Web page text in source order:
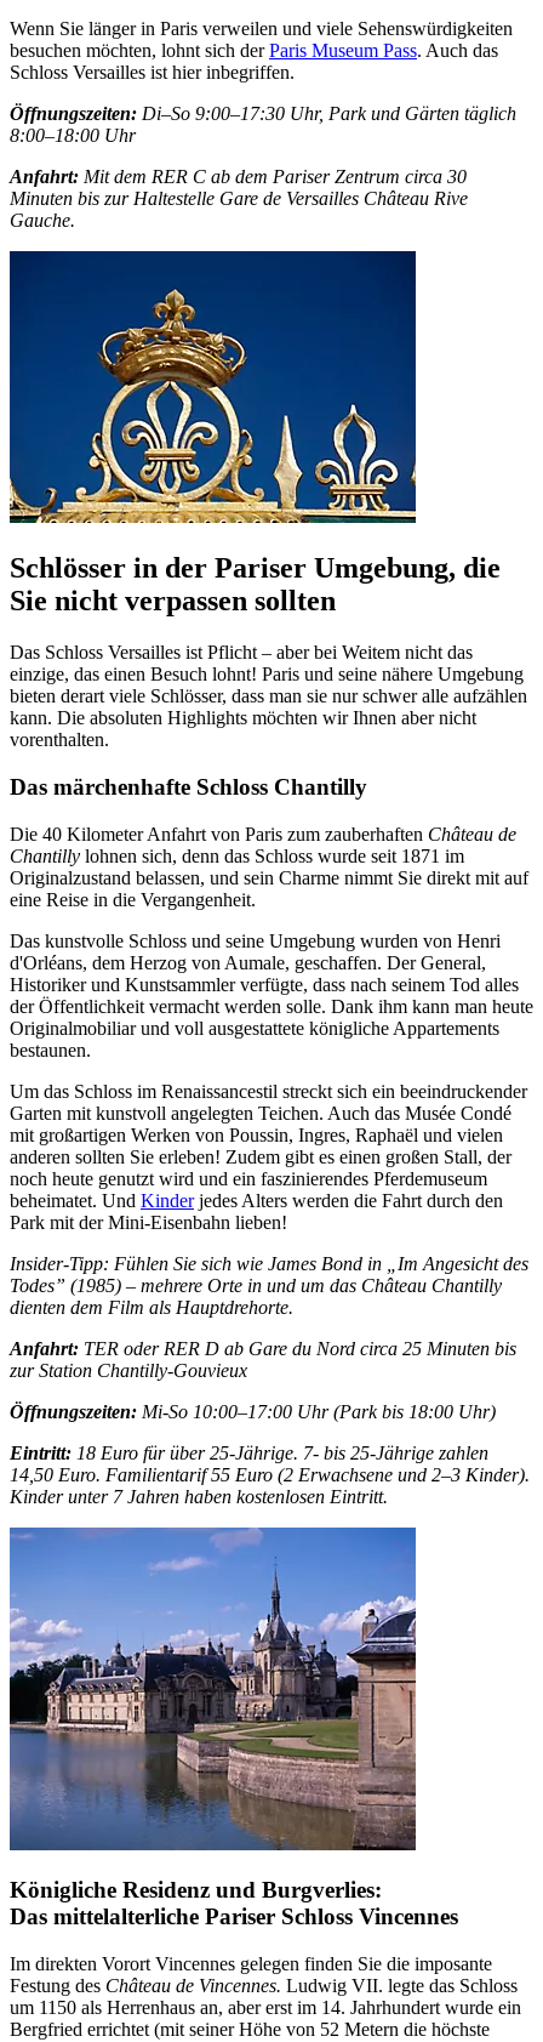
Wenn Sie länger in Paris verweilen und viele Sehenswürdigkeiten
besuchen möchten, lohnt sich derParis Museum Pass. Auch das
Schloss Versailles ist hier inbegriffen.
Öffnungszeiten: Di–So 9:00–17:30 Uhr, Park und Gärten täglich
8:00–18:00 Uhr
Anfahrt: Mit dem RER C ab dem Pariser Zentrum circa 30
Minuten bis zur Haltestelle Gare de Versailles Château Rive
Gauche.
Schlösser in der Pariser Umgebung, die
Sie nicht verpassen sollten
Das Schloss Versailles ist Pflicht – aber bei Weitem nicht das
einzige, das einen Besuch lohnt! Paris und seine nähere Umgebung
bieten derart viele Schlösser, dass man sie nur schwer alle aufzählen
kann. Die absoluten Highlights möchten wir Ihnen aber nicht
vorenthalten.
Das märchenhafte Schloss Chantilly
Die 40 Kilometer Anfahrt von Paris zum zauberhaften Château de
Chantilly lohnen sich, denn das Schloss wurde seit 1871 im
Originalzustand belassen, und sein Charme nimmt Sie direkt mit auf
eine Reise in die Vergangenheit.
Das kunstvolle Schloss und seine Umgebung wurden von Henri
d'Orléans, dem Herzog von Aumale, geschaffen. Der General,
Historiker und Kunstsammler verfügte, dass nach seinem Tod alles
der Öffentlichkeit vermacht werden solle. Dank ihm kann man heute
Originalmobiliar und voll ausgestattete königliche Appartements
bestaunen.
Um das Schloss im Renaissancestil streckt sich ein beeindruckender
Garten mit kunstvoll angelegten Teichen. Auch das Musée Condé
mit großartigen Werken von Poussin, Ingres, Raphaël und vielen
anderen sollten Sie erleben! Zudem gibt es einen großen Stall, der
noch heute genutzt wird und ein faszinierendes Pferdemuseum
beheimatet. Und Kinderjedes Alters werden die Fahrt durch den
Park mit der Mini-Eisenbahn lieben!
Insider-Tipp: Fühlen Sie sich wie James Bond in „Im Angesicht des
Todes” (1985) – mehrere Orte in und um das Château Chantilly
dienten dem Film als Hauptdrehorte.
Anfahrt: TER oder RER D ab Gare du Nord circa 25 Minuten bis
zur Station Chantilly-Gouvieux
Öffnungszeiten: Mi-So 10:00–17:00 Uhr (Park bis 18:00 Uhr)
Eintritt: 18 Euro für über 25-Jährige. 7- bis 25-Jährige zahlen
14,50 Euro. Familientarif 55 Euro (2 Erwachsene und 2–3 Kinder).
Kinder unter 7 Jahren haben kostenlosen Eintritt.
Königliche Residenz und Burgverlies:
Das mittelalterliche Pariser Schloss Vincennes
Im direkten Vorort Vincennes gelegen finden Sie die imposante
Festung des Château de Vincennes. Ludwig VII. legte das Schloss
um 1150 als Herrenhaus an, aber erst im 14. Jahrhundert wurde ein
Bergfried errichtet (mit seiner Höhe von 52 Metern die höchste